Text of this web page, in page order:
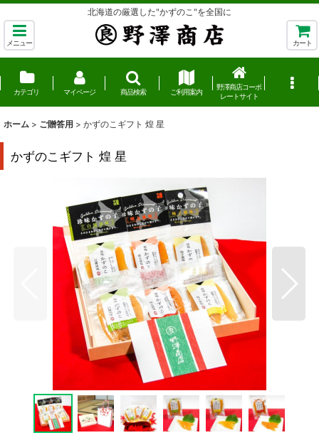
北海道の厳選した"かずのこ"を全国に
メニュー カート
カテゴリ マイページ 商品検索 ご利用案内
野澤商店コーポ
レートサイト
ホーム > ご贈答用 > かずのこギフト 煌 星
かずのこギフト 煌 星